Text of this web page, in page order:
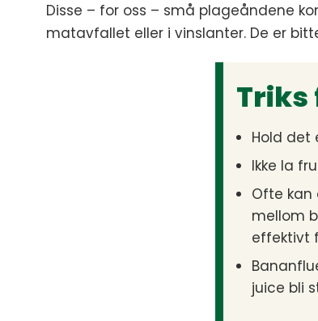
Disse – for oss – små plageåndene
matavfallet eller i vinslanter. De er
Hold det
Ikke la
Ofte kan
mellom
effektivt
juice bli